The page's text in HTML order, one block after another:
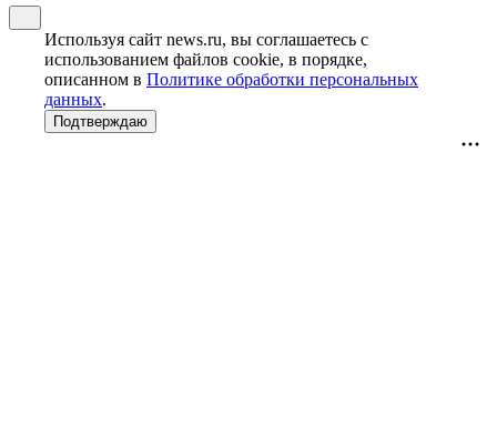
Используя сайт news.ru, вы соглашаетесь с
использованием файлов cookie, в порядке,
описанном в Политике обработки персональных
данных.
Подтверждаю